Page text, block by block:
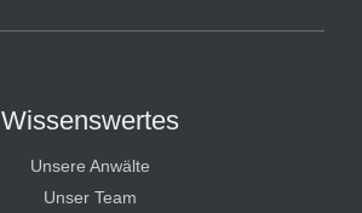
Wissenswertes
Unsere Anwälte
Unser Team